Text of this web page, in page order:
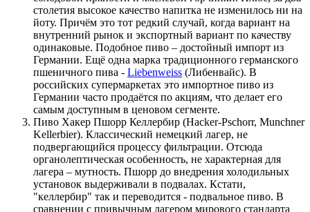
столетия высокое качество напитка не изменилось ни на
йоту. Причём это тот редкий случай, когда вариант на
внутренний рынок и экспортный вариант по качеству
одинаковые. Подобное пиво – достойный импорт из
Германии. Ещё одна марка традиционного германского
пшеничного пива - Liebenweiss (Либенвайс). В
российских супермаркетах это импортное пиво из
Германии часто продаётся по акциям, что делает его
самым доступным в ценовом сегменте.
Пиво Хакер Пшорр Келлербир (Hacker-Pschorr, Munchner
Kellerbier). Классический немецкий лагер, не
подвергающийся процессу фильтрации. Отсюда
органолептическая особенность, не характерная для
лагера – мутность. Пшорр до внедрения холодильных
установок выдерживали в подвалах. Кстати,
"келлербир" так и переводится - подвальное пиво. В
сравнении с привычным лагером мирового стандарта